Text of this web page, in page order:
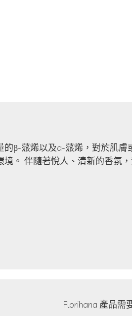
Florihana 產品
β-蒎烯以及a-蒎烯，對於肌
。 伴隨著悅人、清新的香氛